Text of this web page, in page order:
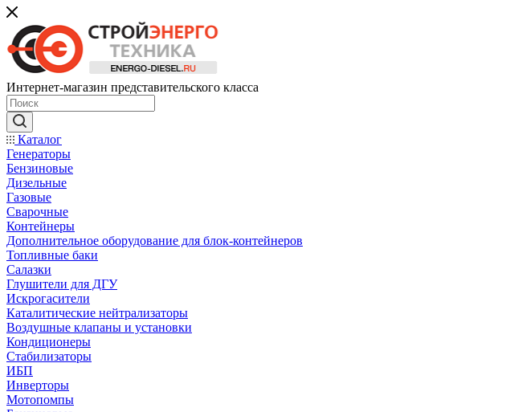
Интернет-магазин представительского класса
Каталог
Генераторы
Бензиновые
Дизельные
Газовые
Сварочные
Контейнеры
Дополнительное оборудование для блок-контейнеров
Топливные баки
Салазки
Глушители для ДГУ
Искрогасители
Каталитические нейтрализаторы
Воздушные клапаны и установки
Кондиционеры
Стабилизаторы
ИБП
Инверторы
Мотопомпы